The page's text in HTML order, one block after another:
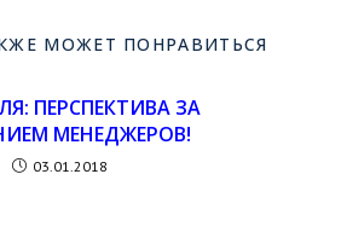
МОЖЕТ ПОНРАВИТЬСЯ
ПЕРСПЕКТИВА ЗА
МЕНЕДЖЕРОВ!
03.01.2018